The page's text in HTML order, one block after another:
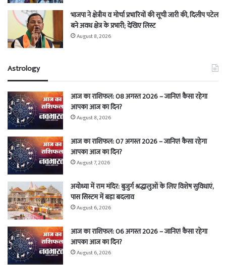
भाजपा ने क्षेत्रीय व मोर्चा प्रभारियों की सूची जारी की, दिलीप पटेल
बने अवध क्षेत्र के प्रभारी; देखिए लिस्ट
August 8, 2026
Astrology
आज का राशिफल: 08 अगस्त 2026 – जानिए! कैसा रहेगा
आपका आज का दिन?
August 8, 2026
आज का राशिफल: 07 अगस्त 2026 – जानिए! कैसा रहेगा
आपका आज का दिन?
August 7, 2026
अयोध्या में राम मंदिर: बुजुर्ग श्रद्धालुओं के लिए विशेष सुविधाएं,
पास सिस्टम में बड़ा बदलाव
August 6, 2026
आज का राशिफल: 06 अगस्त 2026 – जानिए! कैसा रहेगा
आपका आज का दिन?
August 6, 2026